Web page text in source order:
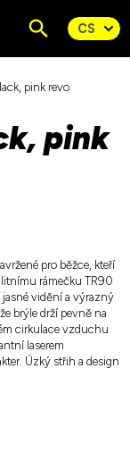
pink revo
pink
pro běžce, kteří
rámečku TR90
vidění a výrazný
brýle drží pevně na
cirkulace vzduchu
laserem
Úzký střih a design